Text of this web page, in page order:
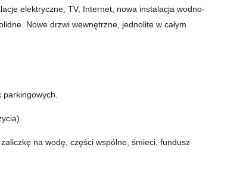
elektryczne, TV, Internet, nowa instalacja wodno-
Nowe drzwi wewnętrzne, jednolite w całym
na wodę, części wspólne, śmieci, fundusz